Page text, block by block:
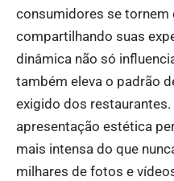
consumidores se
compartilhando suas
dinâmica não só
também eleva o padrão
exigido dos
apresentação estética
mais intensa do que
milhares de fotos e